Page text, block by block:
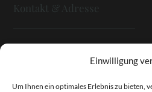
Einwilligung
Um Ihnen ein optimales Erlebnis zu bieten,
Kontakt & Adresse
Heinz Enzinger-Panitz
Aussergernwallen 3